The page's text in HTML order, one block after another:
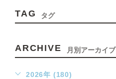
TAG タグ
ARCHIVE 月別アーカイブ
2026年 (180)